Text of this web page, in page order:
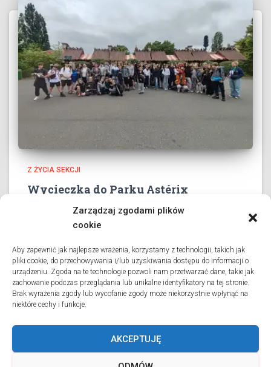
Zarządzaj zgodami plików
cookie
Aby zapewnić jak najlepsze wrażenia, korzystamy z technologii, takich jak
pliki cookie, do przechowywania i/lub uzyskiwania dostępu do informacji o
urządzeniu. Zgoda na te technologie pozwoli nam przetwarzać dane, takie jak
zachowanie podczas przeglądania lub unikalne identyfikatory na tej stronie.
Brak wyrażenia zgody lub wycofanie zgody może niekorzystnie wpłynąć na
niektóre cechy i funkcje.
AKCEPTUJĘ
Z ŻYCIA SEKCJI
Wycieczka do Parku Astérix
3 czerwca 2026 roku wszystkie klasy collège’u oraz dwie
klasy liceum wybrały się na długo wyczekiwaną
profesor Danuty Charlon oraz przy wsparciu grona
opiekunów uczniowie spędzili dzień pełen
Dowiedz się więcej